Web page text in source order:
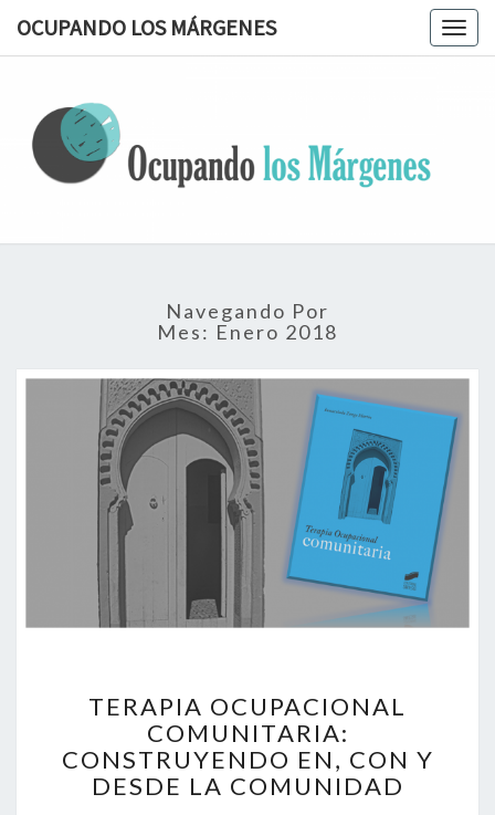
OCUPANDO LOS MÁRGENES
Terapia
Ocupacional
Navegando Por
Mes: Enero 2018
OCUPACIONAL
COMUNITARIA:
CONSTRUYENDO
EN,
TERAPIA OCUPACIONAL
COMUNITARIA:
CONSTRUYENDO EN, CON Y
DESDE LA COMUNIDAD